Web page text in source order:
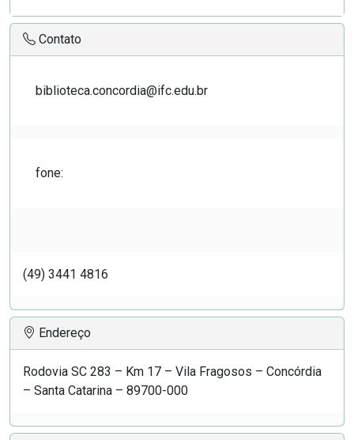
Contato
biblioteca.concordia@ifc.edu.br
fone:
(49) 3441 4816
Endereço
Rodovia SC 283 – Km 17 – Vila Fragosos – Concórdia
– Santa Catarina – 89700-000